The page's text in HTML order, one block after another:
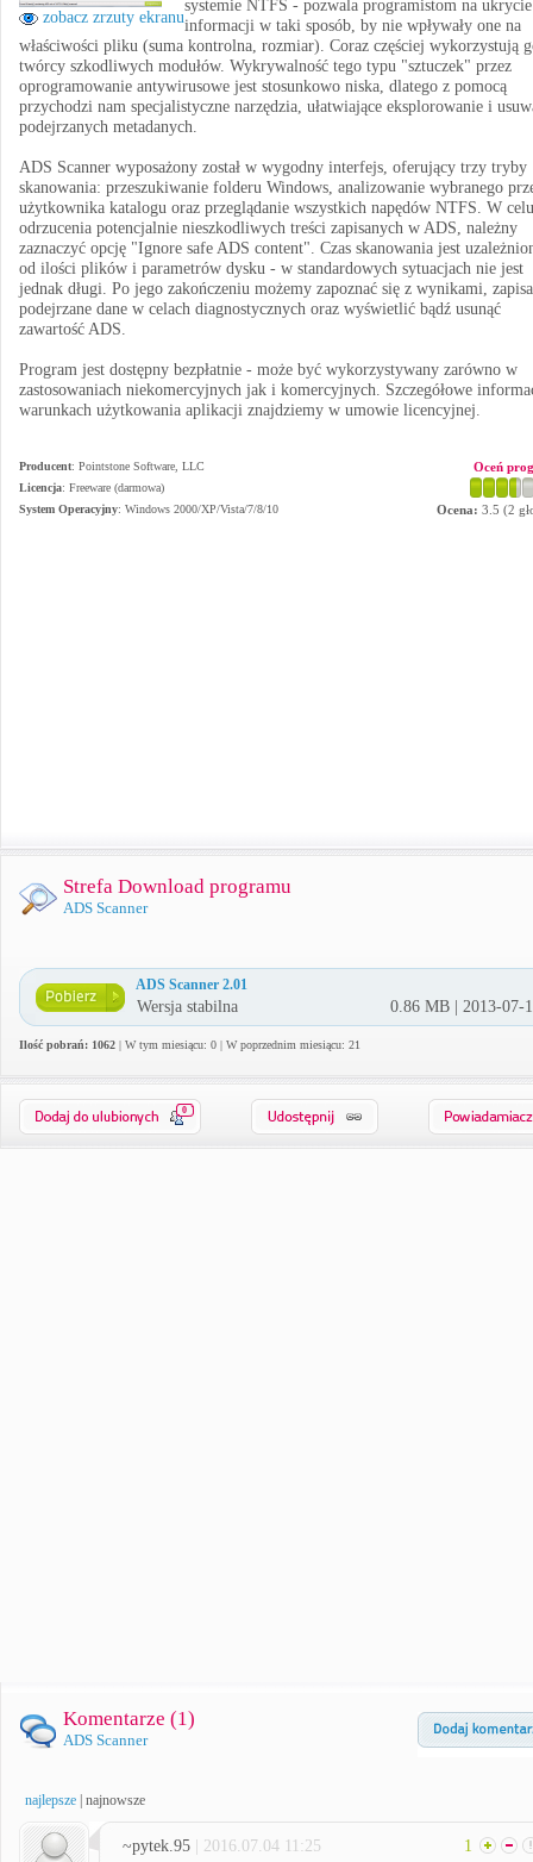
zobacz zrzuty ekranu
systemie NTFS - pozwala programistom na ukrycie
informacji w taki sposób, by nie wpływały one na
właściwości pliku (suma kontrolna, rozmiar). Coraz częściej wykorzystują
twórcy szkodliwych modułów. Wykrywalność tego typu "sztuczek" przez
oprogramowanie antywirusowe jest stosunkowo niska, dlatego z pomocą
przychodzi nam specjalistyczne narzędzia, ułatwiające eksplorowanie i
podejrzanych metadanych.
ADS Scanner wyposażony został w wygodny interfejs, oferujący trzy tryby
skanowania: przeszukiwanie folderu Windows, analizowanie wybranego
użytkownika katalogu oraz przeglądanie wszystkich napędów NTFS. W celu
odrzucenia potencjalnie nieszkodliwych treści zapisanych w ADS, należny
zaznaczyć opcję "Ignore safe ADS content". Czas skanowania jest
od ilości plików i parametrów dysku - w standardowych sytuacjach nie jest
jednak długi. Po jego zakończeniu możemy zapoznać się z wynikami,
podejrzane dane w celach diagnostycznych oraz wyświetlić bądź usunąć
zawartość ADS.
Program jest dostępny bezpłatnie - może być wykorzystywany zarówno w
zastosowaniach niekomercyjnych jak i komercyjnych. Szczegółowe
warunkach użytkowania aplikacji znajdziemy w umowie licencyjnej.
Producent: Pointstone Software, LLC
Licencja: Freeware (darmowa)
System Operacyjny: Windows 2000/XP/Vista/7/8/10
Oceń
Ocena: 3.5 (2
Strefa Download programu
ADS Scanner
ADS Scanner 2.01
Wersja stabilna 0.86 MB | 2013-07-
Ilość pobrań: 1062 | W tym miesiącu: 0 | W poprzednim miesiącu: 21
0
Komentarze (1)
ADS Scanner
najlepsze najnowsze
~pytek.95 | 2016.07.04 11:25 1